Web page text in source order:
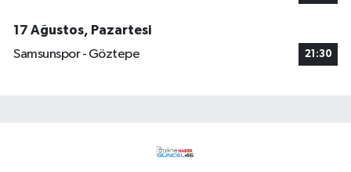
17 Ağustos, Pazartesi
Samsunspor - Göztepe
21:30